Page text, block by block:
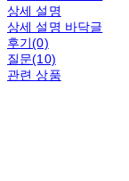
상세 설명
상세 설명 바닥글
후기(0)
질문(10)
관련 상품